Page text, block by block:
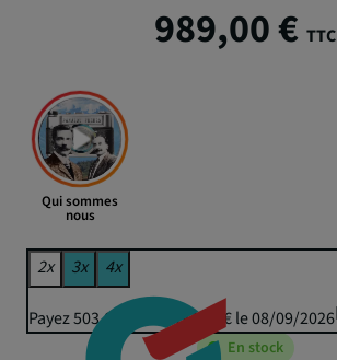
989,00 € TTC
Qui sommes
nous
2x 3x 4x
Payez 503,00 € puis 494,50 € le 08/09/2026
En stock